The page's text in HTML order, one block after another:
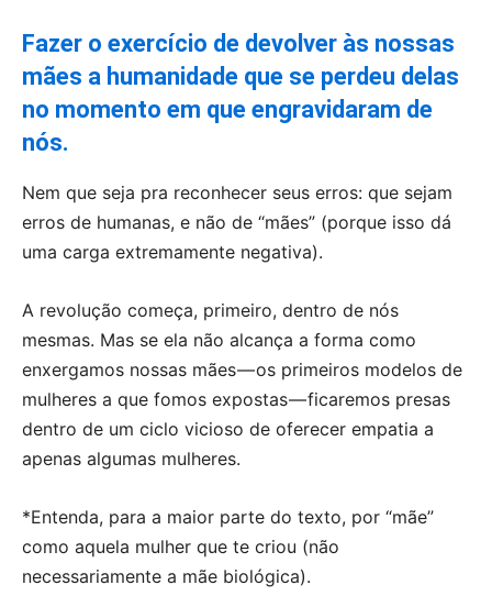
Fazer o exercício de devolver às nossas
mães a humanidade que se perdeu delas
no momento em que engravidaram de
nós.
Nem que seja pra reconhecer seus erros: que sejam
erros de humanas, e não de “mães” (porque isso dá
uma carga extremamente negativa).
A revolução começa, primeiro, dentro de nós
mesmas. Mas se ela não alcança a forma como
enxergamos nossas mães — os primeiros modelos de
mulheres a que fomos expostas — ficaremos presas
dentro de um ciclo vicioso de oferecer empatia a
apenas algumas mulheres.
*Entenda, para a maior parte do texto, por “mãe”
como aquela mulher que te criou (não
necessariamente a mãe biológica).